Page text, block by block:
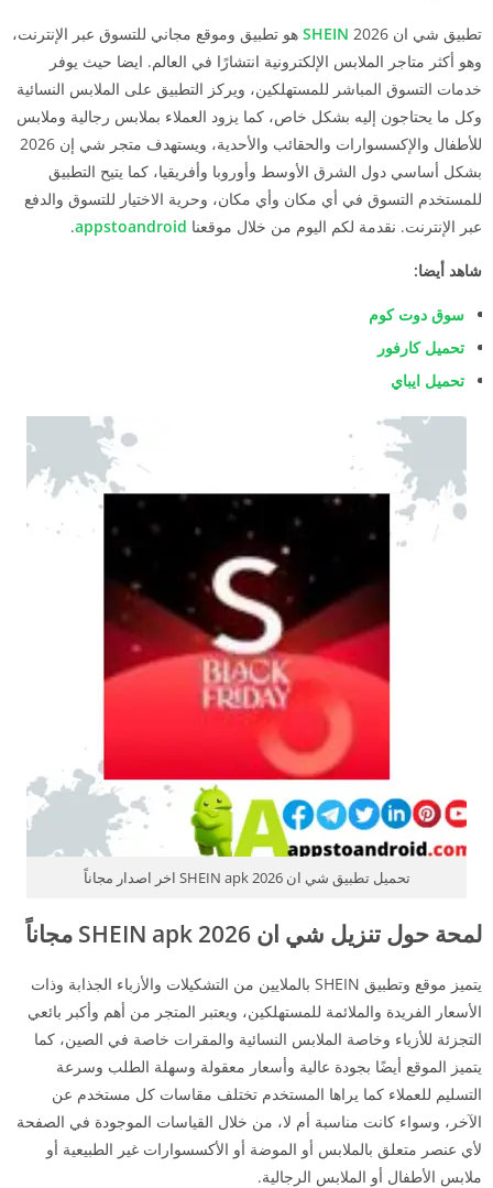
تطبيق شي ان 2026 SHEIN هو تطبيق وموقع مجاني للتسوق عبر الإنترنت،
وهو أكثر متاجر الملابس الإلكترونية انتشارًا في العالم. ايضا حيث يوفر
خدمات التسوق المباشر للمستهلكين، ويركز التطبيق على الملابس النسائية
وكل ما يحتاجون إليه بشكل خاص، كما يزود العملاء بملابس رجالية وملابس
للأطفال والإكسسوارات والحقائب والأحدية، ويستهدف متجر شي إن 2026
بشكل أساسي دول الشرق الأوسط وأوروبا وأفريقيا، كما يتيح التطبيق
للمستخدم التسوق في أي مكان وأي مكان، وحرية الاختيار للتسوق والدفع
عبر الإنترنت. نقدمة لكم اليوم من خلال موقعنا appstoandroid
.
شاهد أيضا:
سوق دوت كوم
تحميل كارفور
تحميل ايباي
تحميل تطبيق شي ان 2026 SHEIN apk اخر اصدار مجاناً
لمحة حول تنزيل شي ان 2026 SHEIN apk مجاناً
يتميز موقع وتطبيق SHEIN بالملايين من التشكيلات والأزباء الجذابة وذات
الأسعار الفريدة والملائمة للمستهلكين، ويعتبر المتجر من أهم وأكبر بائعي
التجزئة للأزياء وخاصة الملابس النسائية والمقرات خاصة في الصين، كما
يتميز الموقع أيضًا بجودة عالية وأسعار معقولة وسهلة الطلب وسرعة
التسليم للعملاء كما يراها المستخدم تختلف مقاسات كل مستخدم عن
الآخر، وسواء كانت مناسبة أم لا، من خلال القياسات الموجودة في الصفحة
لأي عنصر متعلق بالملابس أو الموضة أو الأكسسوارات غير الطبيعية أو
ملابس الأطفال أو الملابس الرجالية.